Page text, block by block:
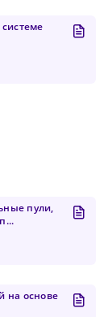
пули,
на основе